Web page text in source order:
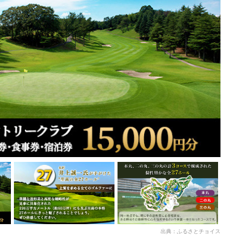
出典：ふるさとチョイス